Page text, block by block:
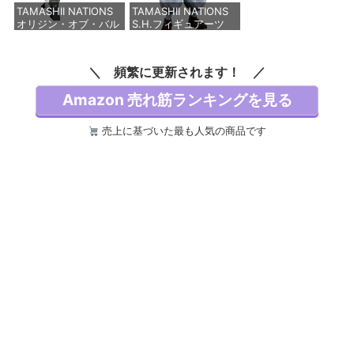
価格：¥2,750
TAMASHII NATIONS
オリジン・オブ・バル
225mm ABS&ダイキ
ャスト製 塗装済み可動
フィギュア
価格：¥22,450
TAMASHII NATIONS
S.H.フィギュアーツ
可動フィギュア
価格：¥12,000
頻繁に更新されます！
Amazon 売れ筋ランキングを見る
売上に基づいた最も人気の商品です